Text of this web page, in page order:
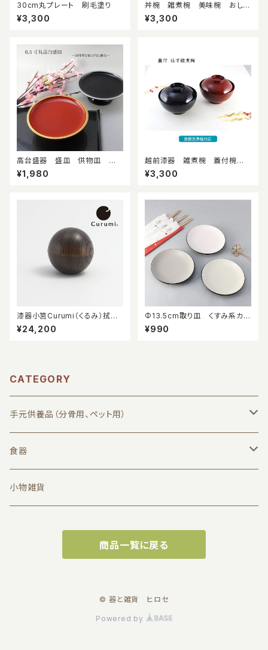
30cm丸プレート 刷毛塗り
¥3,300
丼椀 雑煮椀 美味椀 おしゃ
れな器 食洗機対応 越前漆
器 日本製
¥3,300
高台盛器 盛皿 供物皿 割
烹 日本製 和食器 ひな祭
り 八寸 丸皿
¥1,980
越前漆器 雑煮椀 蓋付椀
食洗機対応 お正月 樹脂
製
¥3,300
漆器小筥Curumi（くるみ）拭き
漆＜こげ茶＞ マグネットタイ
プ ※ペット供養品、遺品入れ、
¥24,200
Φ13.5cm取り皿 くすみ系カラ
ー
¥990
CATEGORY
手元供養品（分骨用、ペット用）
漆器小筥Curumi（欅）
Curumi関連商品
食器
汁椀、丼椀
折敷（ランチョン、プレースプレート）
小物雑貨
商品一覧に戻る
© 器と雑貨 ヒロセ
Powered by